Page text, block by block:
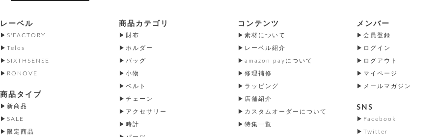
レーベル
S'FACTORY
Telos
SIXTHSENSE
RONOVE
商品タイプ
新商品
SALE
限定商品
商品カテゴリ
財布
ホルダー
バッグ
小物
ベルト
チェーン
アクセサリー
時計
コンテンツ
素材について
レーベル紹介
amazon payについて
修理補修
ラッピング
店舗紹介
カスタムオーダーについて
特集一覧
メンバー
会員登録
ログイン
ログアウト
マイページ
メールマガジン
SNS
Facebook
Twitter